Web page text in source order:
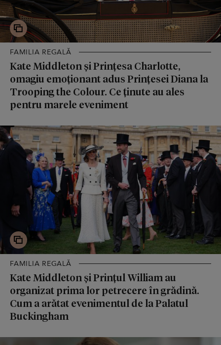
FAMILIA REGALĂ
Kate Middleton și Prințesa Charlotte,
omagiu emoționant adus Prințesei Diana la
Trooping the Colour. Ce ținute au ales
pentru marele eveniment
FAMILIA REGALĂ
Kate Middleton și Prințul William au
organizat prima lor petrecere în grădină.
Cum a arătat evenimentul de la Palatul
Buckingham